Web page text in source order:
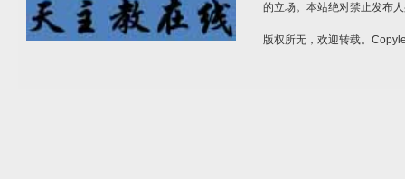
的立场。本站绝对禁止发布
版权所无，欢迎转载。